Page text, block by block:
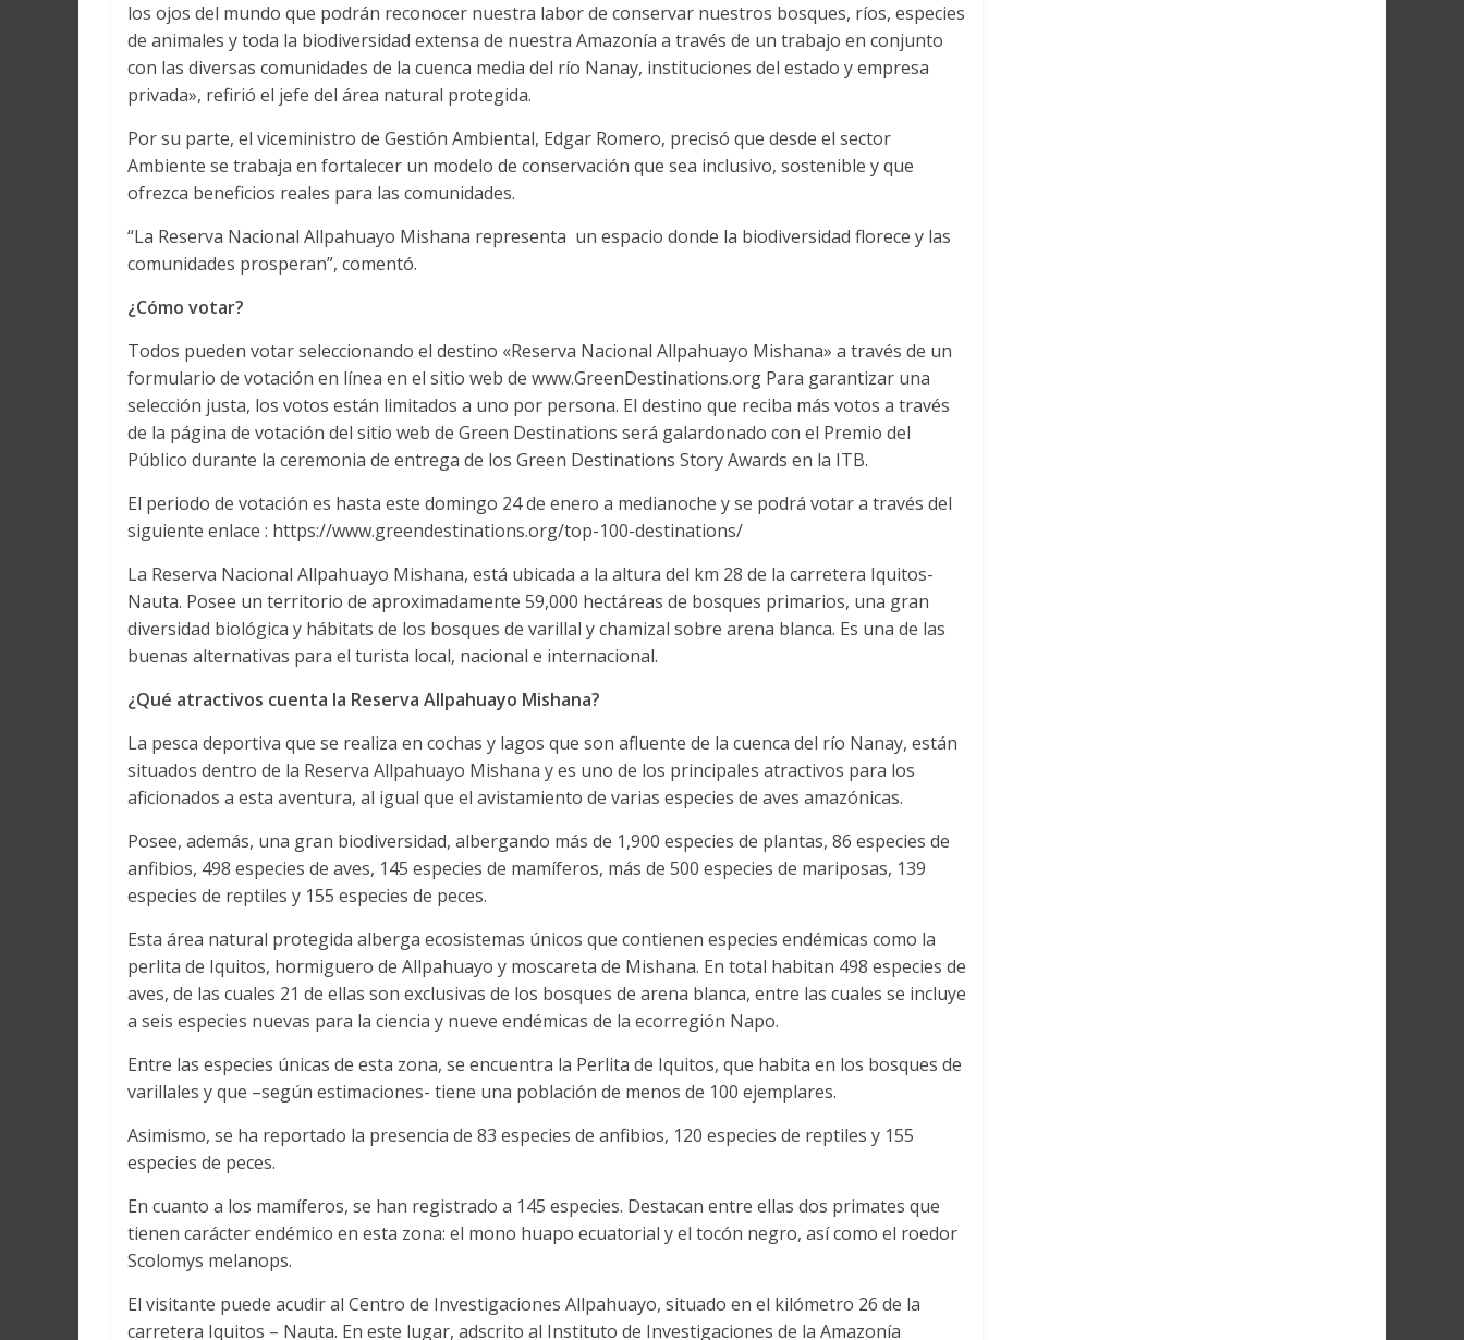
los ojos del mundo que podrán reconocer nuestra labor de conservar nuestros bosques, ríos, especies
de animales y toda la biodiversidad extensa de nuestra Amazonía a través de un trabajo en conjunto
con las diversas comunidades de la cuenca media del río Nanay, instituciones del estado y empresa
privada», refirió el jefe del área natural protegida.
Por su parte, el viceministro de Gestión Ambiental, Edgar Romero, precisó que desde el sector
Ambiente se trabaja en fortalecer un modelo de conservación que sea inclusivo, sostenible y que
ofrezca beneficios reales para las comunidades.
“La Reserva Nacional Allpahuayo Mishana representa un espacio donde la biodiversidad florece y las
comunidades prosperan”, comentó.
¿Cómo votar?
Todos pueden votar seleccionando el destino «Reserva Nacional Allpahuayo Mishana» a través de un
formulario de votación en línea en el sitio web de www.GreenDestinations.org Para garantizar una
selección justa, los votos están limitados a uno por persona. El destino que reciba más votos a través
de la página de votación del sitio web de Green Destinations será galardonado con el Premio del
Público durante la ceremonia de entrega de los Green Destinations Story Awards en la ITB.
El periodo de votación es hasta este domingo 24 de enero a medianoche y se podrá votar a través del
siguiente enlace : https://www.greendestinations.org/top-100-destinations/
La Reserva Nacional Allpahuayo Mishana, está ubicada a la altura del km 28 de la carretera Iquitos-
Nauta. Posee un territorio de aproximadamente 59,000 hectáreas de bosques primarios, una gran
diversidad biológica y hábitats de los bosques de varillal y chamizal sobre arena blanca. Es una de las
buenas alternativas para el turista local, nacional e internacional.
¿Qué atractivos cuenta la Reserva Allpahuayo Mishana?
La pesca deportiva que se realiza en cochas y lagos que son afluente de la cuenca del río Nanay, están
situados dentro de la Reserva Allpahuayo Mishana y es uno de los principales atractivos para los
aficionados a esta aventura, al igual que el avistamiento de varias especies de aves amazónicas.
Posee, además, una gran biodiversidad, albergando más de 1,900 especies de plantas, 86 especies de
anfibios, 498 especies de aves, 145 especies de mamíferos, más de 500 especies de mariposas, 139
especies de reptiles y 155 especies de peces.
Esta área natural protegida alberga ecosistemas únicos que contienen especies endémicas como la
perlita de Iquitos, hormiguero de Allpahuayo y moscareta de Mishana. En total habitan 498 especies de
aves, de las cuales 21 de ellas son exclusivas de los bosques de arena blanca, entre las cuales se incluye
a seis especies nuevas para la ciencia y nueve endémicas de la ecorregión Napo.
Entre las especies únicas de esta zona, se encuentra la Perlita de Iquitos, que habita en los bosques de
varillales y que –según estimaciones- tiene una población de menos de 100 ejemplares.
Asimismo, se ha reportado la presencia de 83 especies de anfibios, 120 especies de reptiles y 155
especies de peces.
En cuanto a los mamíferos, se han registrado a 145 especies. Destacan entre ellas dos primates que
tienen carácter endémico en esta zona: el mono huapo ecuatorial y el tocón negro, así como el roedor
Scolomys melanops.
El visitante puede acudir al Centro de Investigaciones Allpahuayo, situado en el kilómetro 26 de la
carretera Iquitos – Nauta. En este lugar, adscrito al Instituto de Investigaciones de la Amazonía